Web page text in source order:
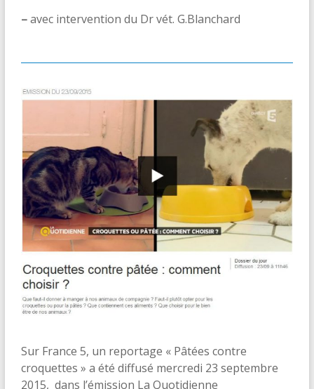
–avec intervention du Dr vét. G.Blanchard
Sur France 5, un reportage « Pâtées contre
croquettes » a été diffusé mercredi 23 septembre
2015, dans l’émission La Quotidienne